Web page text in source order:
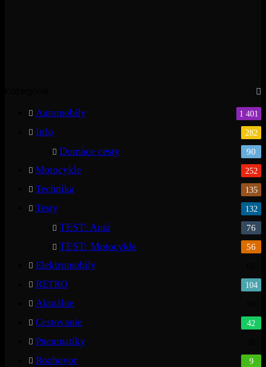
Automobily 1 401
Info 282
Domáce cesty 90
Motocykle 252
Technika 135
Testy 132
TEST: Autá 76
TEST: Motocykle 56
Elektromobily
RETRO 104
Aktuálne
Cestovanie 42
Pneumatiky
Rozhovor 9